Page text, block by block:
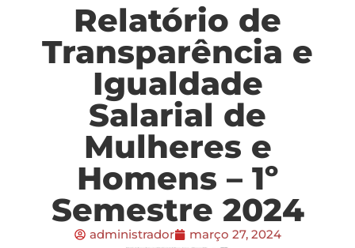
Relatório de
Transparência e
Igualdade
Salarial de
Mulheres e
Homens – 1º
Semestre 2024
administrador março 27, 2024